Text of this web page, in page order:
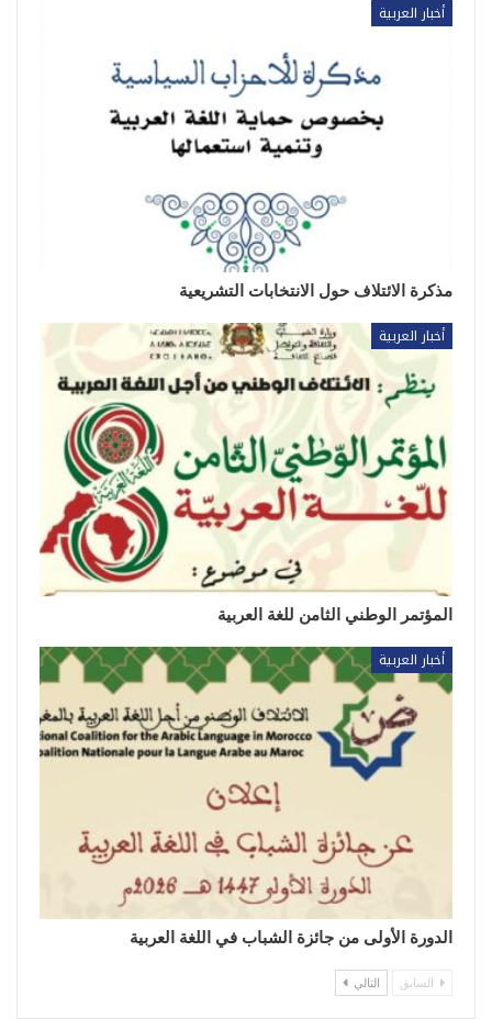
أخبار العربية
مذكرة الائتلاف حول الانتخابات التشريعية
أخبار العربية
المؤتمر الوطني الثامن للغة العربية
أخبار العربية
الدورة الأولى من جائزة الشباب في اللغة العربية
السابق التالي